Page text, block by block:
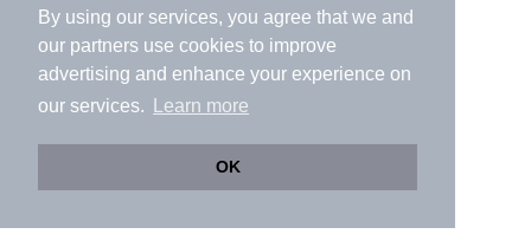
By using our services, you agree that we and
our partners use cookies to improve
advertising and enhance your experience on
our services.
Learn more
OK
より使いやすくなった
アプリで物件探ししませんか？
サクサク動く地図で物件検索